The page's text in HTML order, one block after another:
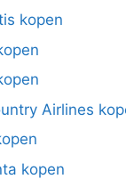
kopen
Airlines
kopen